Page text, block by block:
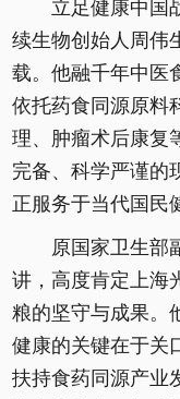
立足健康中国
续生物创始人周伟
载。他融千年中医
依托药食同源原料
理、肿瘤术后康复
完备、科学严谨的
正服务于当代国民
原国家卫生部
讲，高度肯定上海
粮的坚守与成果。
健康的关键在于关
扶持食药同源产业